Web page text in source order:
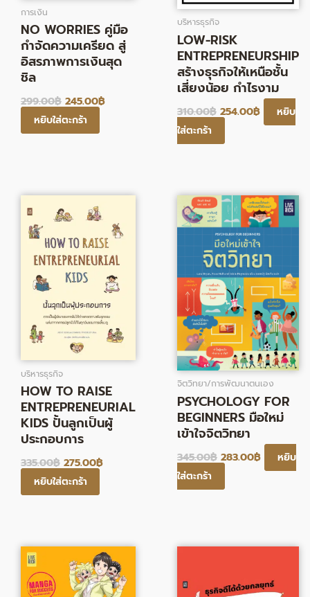
การเงิน
NO WORRIES คู่มือ
กําจัดความเครียด สู่
อิสรภาพการเงินสุด
ชิล
299.00฿ 245.00฿
หยิบใส่ตะกร้า
บริหารธุรกิจ
LOW-RISK
ENTREPRENEURSHIP
สร้างธุรกิจให้เหนือชั้น
เสี่ยงน้อย กําไรงาม
310.00฿ 254.00฿
หยิบ
ใส่ตะกร้า
บริหารธุรกิจ
HOW TO RAISE
ENTREPRENEURIAL
KIDS ปั้นลูกเป็นผู้
ประกอบการ
335.00฿
price
was:
335.00฿.
275.00฿
price
275.00฿.
หยิบใส่ตะกร้า
จิตวิทยา/การพัฒนาตนเอง
PSYCHOLOGY FOR
BEGINNERS มือใหม่
เข้าใจจิตวิทยา
345.00฿
price
was:
345.00฿.
283.00฿
price
is:
283.00฿.
หยิบ
ใส่ตะกร้า
price
was:
280.00฿.
price
is:
230.00฿.
price
price